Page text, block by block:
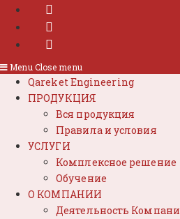
Menu Close menu
Qareket Engineering
ПРОДУКЦИЯ
Вся продукция
Правила и условия
УСЛУГИ
Комплексное решение
Обучение
О КОМПАНИИ
Деятельность